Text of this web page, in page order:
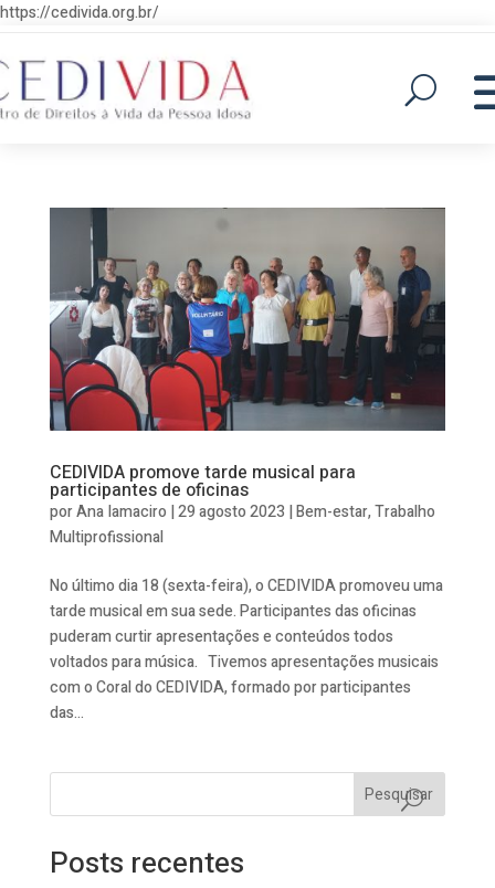
https://cedivida.org.br/
CEDIVIDA promove tarde musical para
participantes de oficinas
porAna Iamaciro |29 agosto 2023 |Bem-estar,Trabalho
Multiprofissional
No último dia 18 (sexta-feira), o CEDIVIDA promoveu uma
tarde musical em sua sede. Participantes das oficinas
puderam curtir apresentações e conteúdos todos
voltados para música. Tivemos apresentações musicais
com o Coral do CEDIVIDA, formado por participantes
das...
Pesquisar
Posts recentes